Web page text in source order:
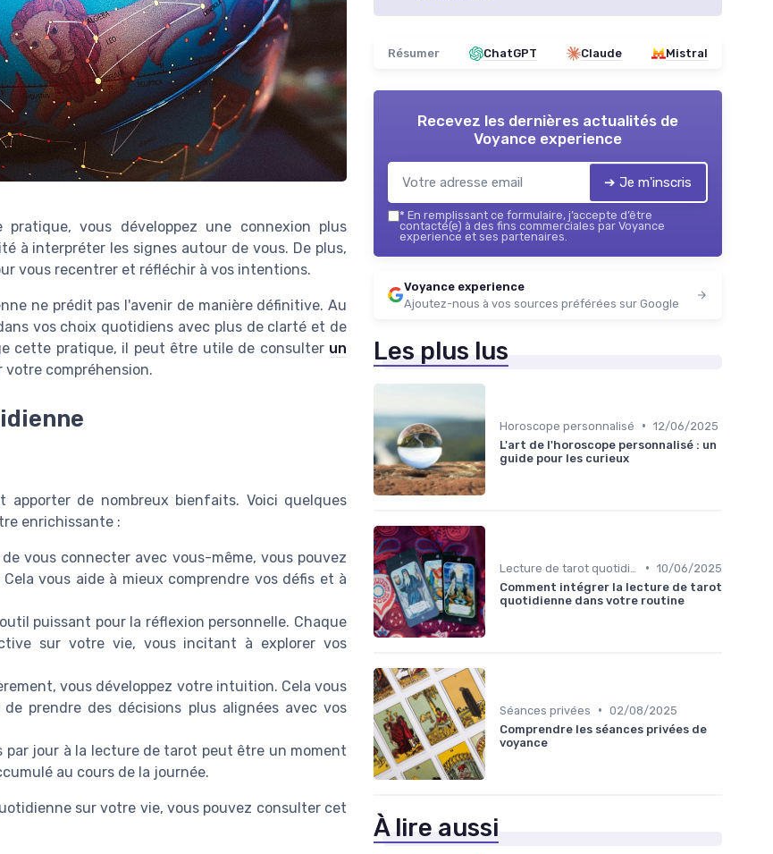
vous développez une connexion plus
à interpréter les signes autour de vous. De plus,
vous recentrer et réfléchir à vos intentions.
ne prédit pas l'avenir de manière définitive. Au
vos choix quotidiens avec plus de clarté et de
cette pratique, il peut être utile de consulter un
votre compréhension.
de nombreux bienfaits. Voici quelques
enrichissante :
vous connecter avec vous-même, vous pouvez
vous aide à mieux comprendre vos défis et à
puissant pour la réflexion personnelle. Chaque
sur votre vie, vous incitant à explorer vos
vous développez votre intuition. Cela vous
prendre des décisions plus alignées avec vos
par jour à la lecture de tarot peut être un moment
au cours de la journée.
sur votre vie, vous pouvez consulter cet
Résumer ChatGPT Claude Mistral
Recevez les dernières actualités de
Voyance experience
➔ Je m'inscris
* En remplissant ce formulaire, j’accepte d’être
contacté(e) à des fins commerciales par Voyance
experience et ses partenaires.
Voyance experience
Ajoutez-nous à vos sources préférées sur Google
Les plus lus
Horoscope personnalisé • 12/06/2025
L'art de l'horoscope personnalisé : un
guide pour les curieux
• 10/06/2025
Comment intégrer la lecture de tarot
quotidienne dans votre routine
Séances privées • 02/08/2025
Comprendre les séances privées de
voyance
À lire aussi